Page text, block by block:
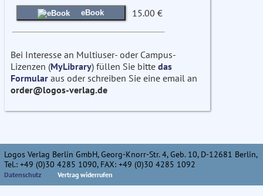
eBook 15.00 €
Bei Interesse an Multiuser- oder Campus-
Lizenzen (MyLibrary) füllen Sie bitte das
Formular aus oder schreiben Sie eine email an
order@logos-verlag.de
Logos Verlag Berlin GmbH, Georg-Knorr-Str. 4, Geb. 10, D-12681 Berlin,
Tel.: +49 (0)30 4285 1090, FAX: +49 (0)30 4285 1092
Datenschutz Vertrag widerrufen